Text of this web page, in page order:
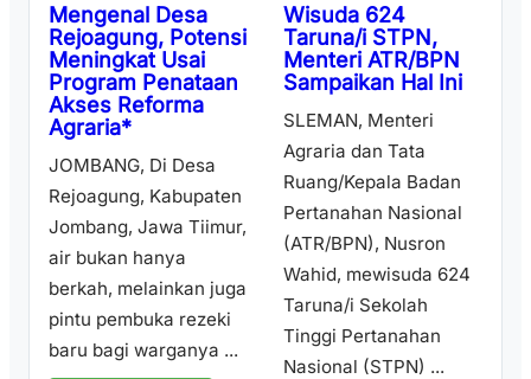
Mengenal Desa
Rejoagung, Potensi
Meningkat Usai
Program Penataan
Akses Reforma
Agraria*
JOMBANG, Di Desa
Rejoagung, Kabupaten
Jombang, Jawa Tiimur,
air bukan hanya
berkah, melainkan juga
pintu pembuka rezeki
baru bagi warganya ...
Wisuda 624
Taruna/i STPN,
Menteri ATR/BPN
Sampaikan Hal Ini
SLEMAN, Menteri
Agraria dan Tata
Ruang/Kepala Badan
Pertanahan Nasional
(ATR/BPN), Nusron
Wahid, mewisuda 624
Taruna/i Sekolah
Tinggi Pertanahan
Nasional (STPN) ...